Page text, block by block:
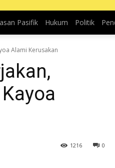
Pasifik Hukum Politik
Alami Kerusakan
0
1216